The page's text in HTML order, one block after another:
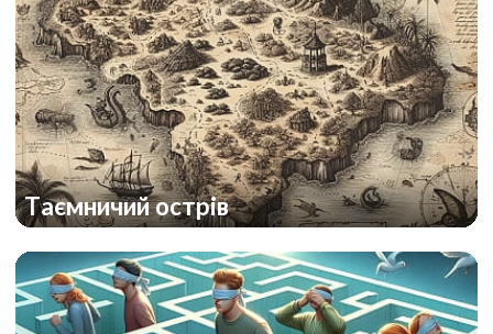
Таємничий острів